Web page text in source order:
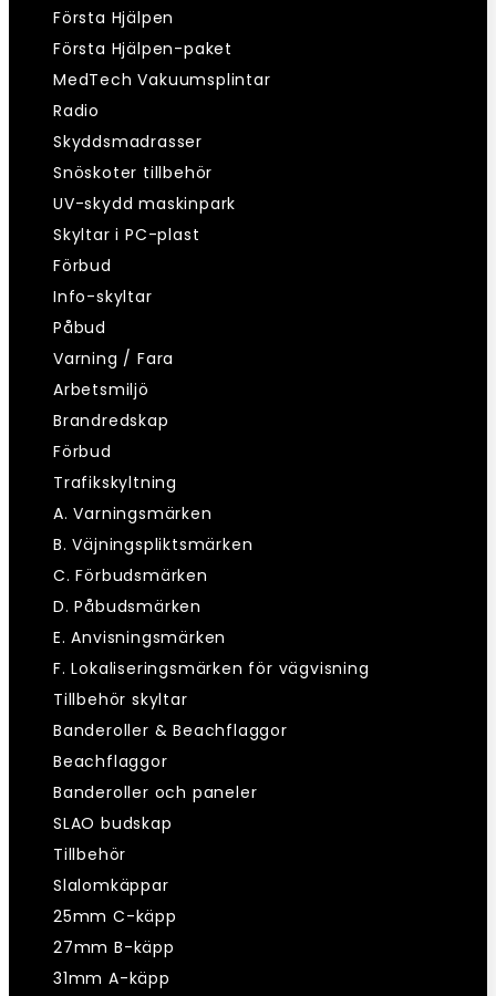
Första Hjälpen
Första Hjälpen-paket
MedTech Vakuumsplintar
Radio
Skyddsmadrasser
Snöskoter tillbehör
UV-skydd maskinpark
Skyltar i PC-plast
Förbud
Info-skyltar
Påbud
Varning / Fara
Arbetsmiljö
Brandredskap
Förbud
Trafikskyltning
A. Varningsmärken
B. Väjningspliktsmärken
C. Förbudsmärken
D. Påbudsmärken
E. Anvisningsmärken
F. Lokaliseringsmärken för vägvisning
Tillbehör skyltar
Banderoller & Beachflaggor
Beachflaggor
Banderoller och paneler
SLAO budskap
Tillbehör
Slalomkäppar
25mm C-käpp
27mm B-käpp
31mm A-käpp